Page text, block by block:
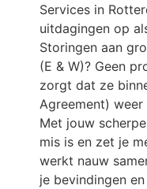
Services in
uitdagingen op
Storingen aan
(E & W)? Geen
zorgt dat ze
Agreement)
Met jouw
mis is en zet je
werkt nauw
je bevindingen